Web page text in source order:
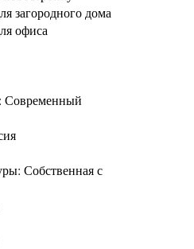
загородного дома
офиса
Современный
Собственная с